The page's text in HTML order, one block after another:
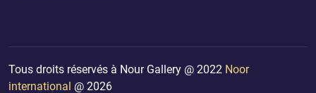
Tous droits réservés à Nour Gallery @ 2022 Noor
international @ 2026